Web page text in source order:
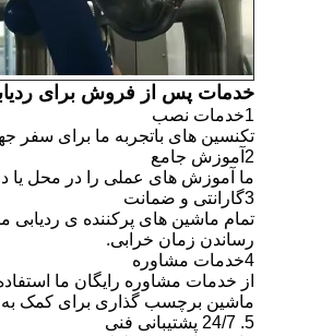
خدمات پس از فروش برای
1خدمات نصب
تکنسین های باتجربه ما برای سفر
2آموزش جامع
ما آموزش های عملی را در محل یا
3گارانتی و ضمانت
تمام ماشین های پرکننده ی
رساندن زمان خرابی.
4خدمات مشاوره
ماشین برچسب گذاری برای کمک به
5. 24/7 پشتیبانی فنی